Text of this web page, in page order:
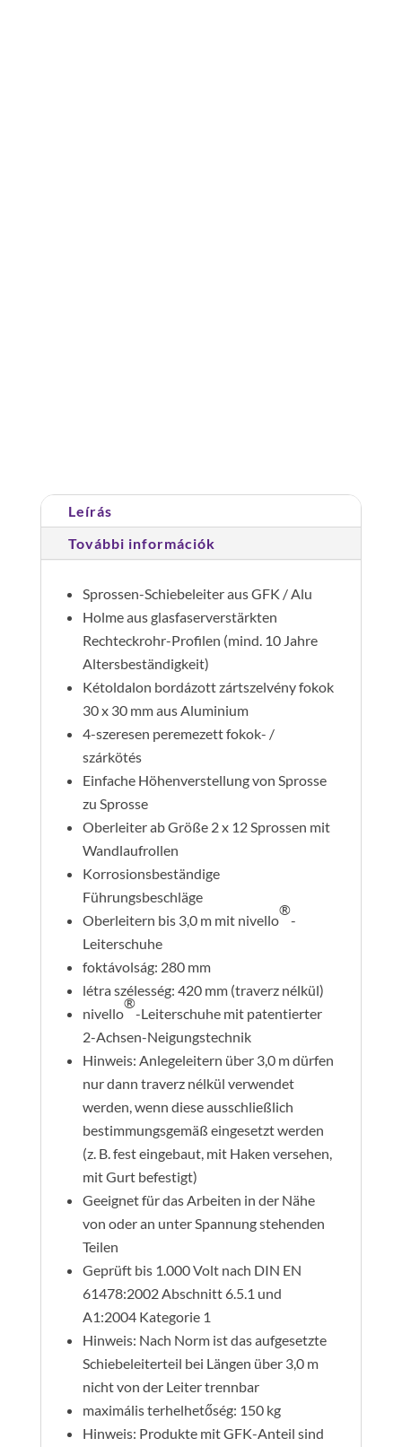
fok
mennyiség
Leírás
További információk
Sprossen-Schiebeleiter aus GFK / Alu
Holme aus glasfaserverstärkten
Rechteckrohr-Profilen (mind. 10 Jahre
Altersbeständigkeit)
Kétoldalon bordázott zártszelvény fokok
30 x 30 mm aus Aluminium
4-szeresen peremezett fokok- /
szárkötés
Einfache Höhenverstellung von Sprosse
zu Sprosse
Oberleiter ab Größe 2 x 12 Sprossen mit
Wandlaufrollen
Korrosionsbeständige
Führungsbeschläge
Oberleitern bis 3,0 m mit nivello
®
-
Leiterschuhe
foktávolság: 280 mm
létra szélesség: 420 mm (traverz nélkül)
nivello
®
-Leiterschuhe mit patentierter
2-Achsen-Neigungstechnik
Hinweis: Anlegeleitern über 3,0 m dürfen
nur dann traverz nélkül verwendet
werden, wenn diese ausschließlich
bestimmungsgemäß eingesetzt werden
(z. B. fest eingebaut, mit Haken versehen,
mit Gurt befestigt)
Geeignet für das Arbeiten in der Nähe
von oder an unter Spannung stehenden
Teilen
Geprüft bis 1.000 Volt nach DIN EN
61478:2002 Abschnitt 6.5.1 und
A1:2004 Kategorie 1
Hinweis: Nach Norm ist das aufgesetzte
Schiebeleiterteil bei Längen über 3,0 m
nicht von der Leiter trennbar
maximális terhelhetőség: 150 kg
Hinweis: Produkte mit GFK-Anteil sind